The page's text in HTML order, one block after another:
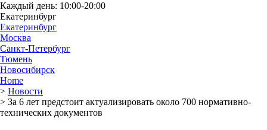
Каждый день: 10:00-20:00
Екатеринбург
Екатеринбург
Москва
Санкт-Петербург
Тюмень
Новосибирск
Home
> Новости
> За 6 лет предстоит актуализировать около 700 нормативно-
технических документов